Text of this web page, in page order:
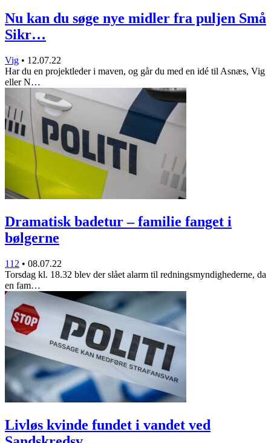
Nu kan du søge nye midler fra puljen Små
Sikr…
Vig • 12.07.22
Har du en projektleder i maven, og går du med en idé til Asnæs, Vig
eller N…
Dramatisk badetur – familie fanget i
bølgerne
112 • 08.07.22
Torsdag kl. 18.32 blev der slået alarm til redningsmyndighederne, da
en fam…
Livløs kvinde fundet i vandet ved